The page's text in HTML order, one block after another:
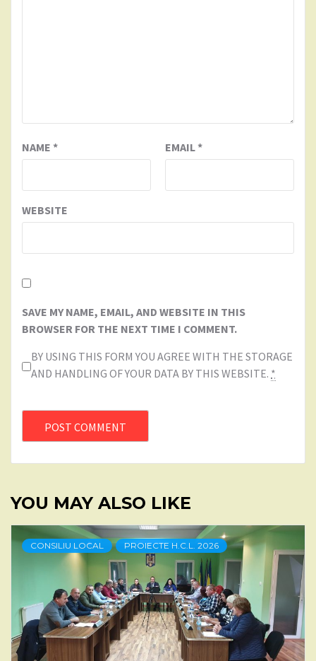
NAME * EMAIL*
WEBSITE
SAVE MY NAME, EMAIL, AND WEBSITE IN THIS
BROWSER FOR THE NEXT TIME I COMMENT.
BY USING THIS FORM YOU AGREE WITH THE STORAGE
AND HANDLING OF YOUR DATA BY THIS WEBSITE. *
YOU MAY ALSO LIKE
CONSILIU LOCAL PROIECTE H.C.L. 2026